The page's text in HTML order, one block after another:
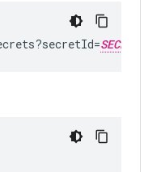
SECRET_ID